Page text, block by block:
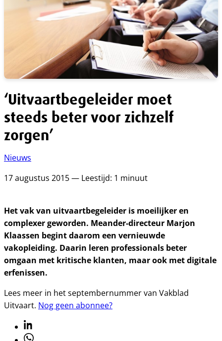
‘Uitvaartbegeleider moet
steeds beter voor zichzelf
zorgen’
Nieuws
17 augustus 2015 — Leestijd: 1 minuut
Het vak van uitvaartbegeleider is moeilijker en
complexer geworden. Meander-directeur Marjon
Klaassen begint daarom een vernieuwde
vakopleiding. Daarin leren professionals beter
omgaan met kritische klanten, maar ook met digitale
erfenissen.
Lees meer in het septembernummer van Vakblad
Uitvaart. Nog geen abonnee?
Linkedin
Whatsapp